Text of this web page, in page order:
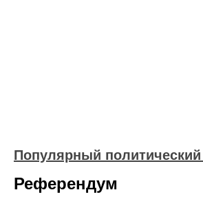
Популярный
Референдум